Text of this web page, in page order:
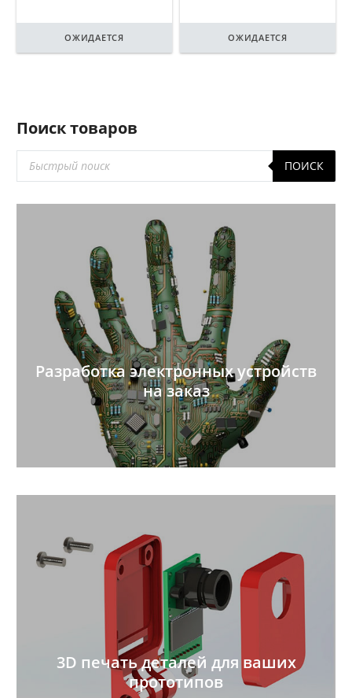
ОЖИДАЕТСЯ ОЖИДАЕТСЯ
Поиск товаров
товаров
ПОИСК
Разработка электронных устройств
на заказ
3D печать деталей для ваших
прототипов